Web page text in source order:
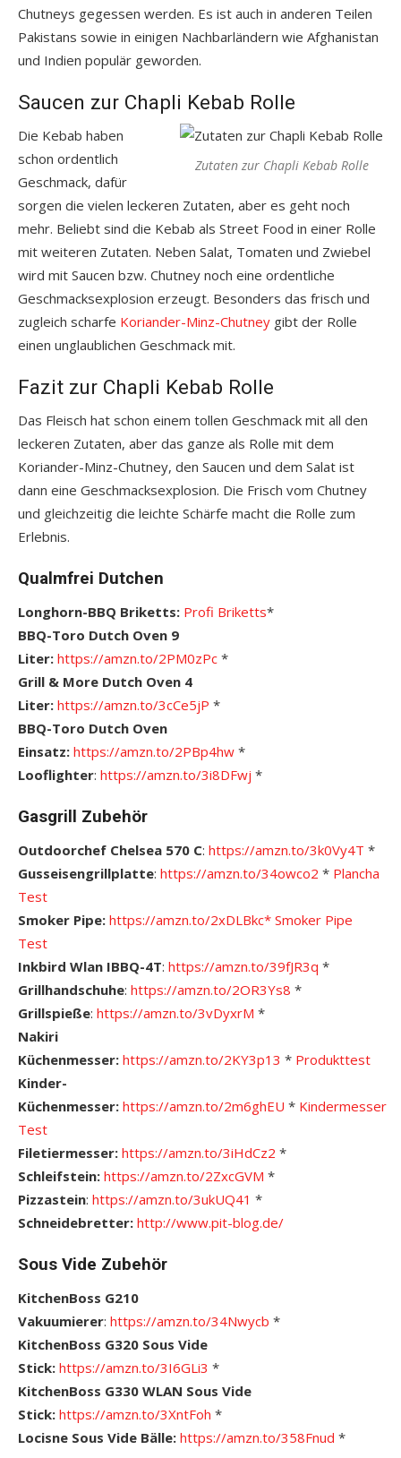
Chutneys gegessen werden. Es ist auch in anderen Teilen
Pakistans sowie in einigen Nachbarländern wie Afghanistan
und Indien populär geworden.
Saucen zur Chapli Kebab Rolle
Zutaten zur Chapli Kebab Rolle
Die Kebab haben
schon ordentlich
Geschmack, dafür
sorgen die vielen leckeren Zutaten, aber es geht noch
mehr. Beliebt sind die Kebab als Street Food in einer Rolle
mit weiteren Zutaten. Neben Salat, Tomaten und Zwiebel
wird mit Saucen bzw. Chutney noch eine ordentliche
Geschmacksexplosion erzeugt. Besonders das frisch und
zugleich scharfe Koriander-Minz-Chutney gibt der Rolle
einen unglaublichen Geschmack mit.
Fazit zur Chapli Kebab Rolle
Das Fleisch hat schon einem tollen Geschmack mit all den
leckeren Zutaten, aber das ganze als Rolle mit dem
Koriander-Minz-Chutney, den Saucen und dem Salat ist
dann eine Geschmacksexplosion. Die Frisch vom Chutney
und gleichzeitig die leichte Schärfe macht die Rolle zum
Erlebnis.
Qualmfrei Dutchen
Longhorn-BBQ Briketts: Profi Briketts*
BBQ-Toro Dutch Oven 9
Liter: https://amzn.to/2PM0zPc *
Grill & More Dutch Oven 4
Liter: https://amzn.to/3cCe5jP *
BBQ-Toro Dutch Oven
Einsatz: https://amzn.to/2PBp4hw *
Looflighter: https://amzn.to/3i8DFwj *
Gasgrill Zubehör
Outdoorchef Chelsea 570 C: https://amzn.to/3k0Vy4T *
Gusseisengrillplatte: https://amzn.to/34owco2 * Plancha
Test
Smoker Pipe: https://amzn.to/2xDLBkc* Smoker Pipe
Test
Inkbird Wlan IBBQ-4T: https://amzn.to/39fJR3q *
Grillhandschuhe: https://amzn.to/2OR3Ys8 *
Grillspieße: https://amzn.to/3vDyxrM *
Nakiri
Küchenmesser: https://amzn.to/2KY3p13 * Produkttest
Kinder-
Küchenmesser: https://amzn.to/2m6ghEU * Kindermesser
Test
Filetiermesser: https://amzn.to/3iHdCz2 *
Schleifstein: https://amzn.to/2ZxcGVM *
Pizzastein: https://amzn.to/3ukUQ41 *
Schneidebretter: http://www.pit-blog.de/
Sous Vide Zubehör
KitchenBoss G210
Vakuumierer: https://amzn.to/34Nwycb *
KitchenBoss G320 Sous Vide
Stick: https://amzn.to/3I6GLi3 *
KitchenBoss G330 WLAN Sous Vide
Stick: https://amzn.to/3XntFoh *
Locisne Sous Vide Bälle: https://amzn.to/358Fnud *